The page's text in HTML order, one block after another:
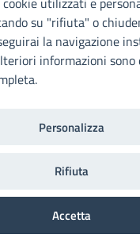
Palermo si impegna a
al D.lgs. 10
Note legali Privacy
Invia un commento
Città metropolitana
su "rifiuta" o
la navigazione
informazioni
Personalizza
Rifiuta
Accetta